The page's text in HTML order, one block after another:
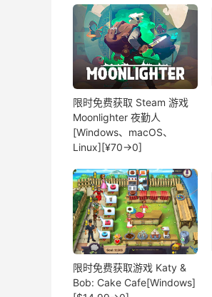
限时免费获取 Steam 游戏
Moonlighter 夜勤人
[Windows、macOS、
Linux][¥70→0]
限时免费获取游戏 Katy &
Bob: Cake Cafe[Windows]